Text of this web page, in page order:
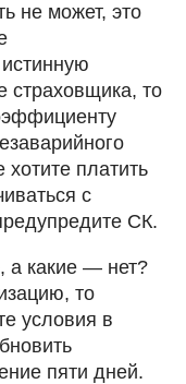
не может, это
страховщика, то
платить
с
СК.
а какие — нет?
то
условия в
пяти дней.